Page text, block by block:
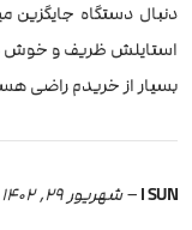
دنبال دستگاه جایگزین
استایلش ظریف و خوش
بسیار از خریدم راضی
I SUN
–شهریور 29, 1402